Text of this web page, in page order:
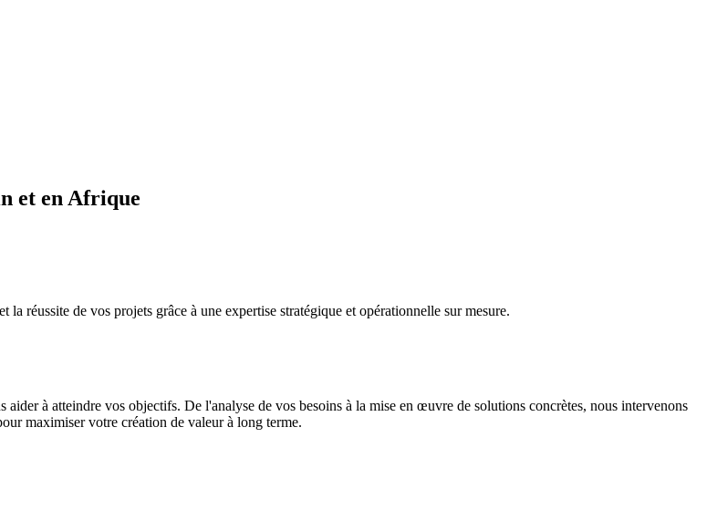
et en Afrique
réussite de vos projets grâce à une expertise stratégique et opérationnelle sur mesure.
à atteindre vos objectifs. De l'analyse de vos besoins à la mise en œuvre de solutions concrètes, nous intervenons
maximiser votre création de valeur à long terme.